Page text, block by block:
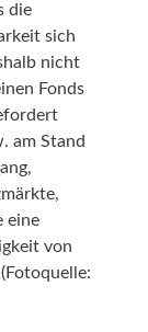
die
sich
nicht
Fonds
am Stand
eine
von